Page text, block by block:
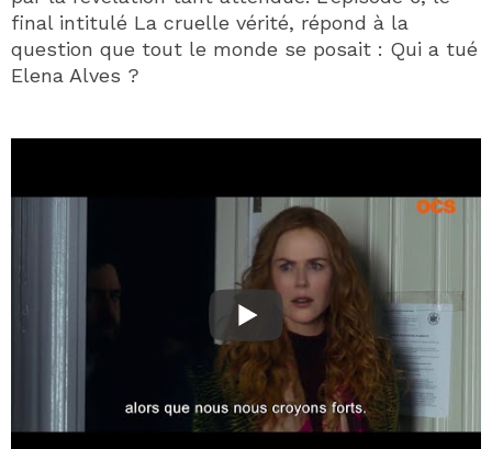
final intitulé La cruelle vérité, répond à la
question que tout le monde se posait : Qui a tué
Elena Alves ?